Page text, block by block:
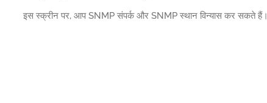
इस स्क्रीन पर, आप SNMP संपर्क और SNMP स्थान विन्यास कर सकते हैं।